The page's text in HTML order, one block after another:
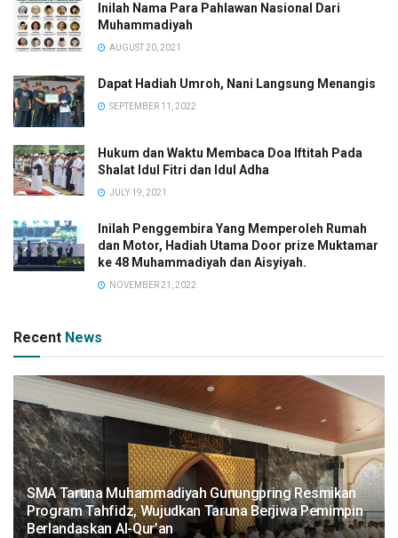
Inilah Nama Para Pahlawan Nasional Dari
Muhammadiyah
AUGUST 20, 2021
Dapat Hadiah Umroh, Nani Langsung Menangis
SEPTEMBER 11, 2022
Hukum dan Waktu Membaca Doa Iftitah Pada
Shalat Idul Fitri dan Idul Adha
JULY 19, 2021
Inilah Penggembira Yang Memperoleh Rumah
dan Motor, Hadiah Utama Door prize Muktamar
ke 48 Muhammadiyah dan Aisyiyah.
NOVEMBER 21, 2022
Recent News
SMA Taruna Muhammadiyah Gunungpring Resmikan
Program Tahfidz, Wujudkan Taruna Berjiwa Pemimpin
Berlandaskan Al-Qur’an